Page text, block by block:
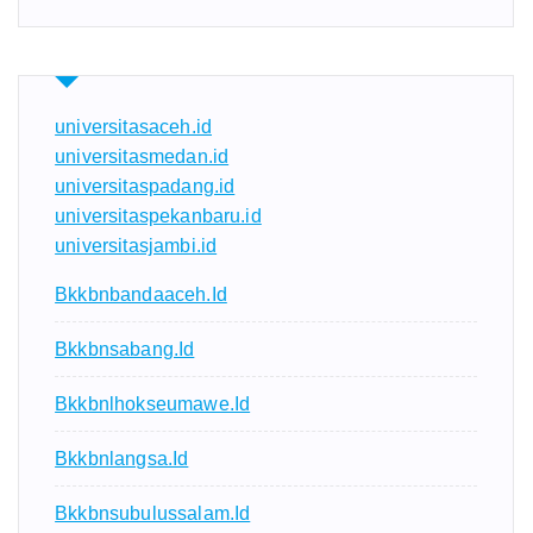
universitasaceh.id
universitasmedan.id
universitaspadang.id
universitaspekanbaru.id
universitasjambi.id
Bkkbnbandaaceh.id
Bkkbnsabang.id
Bkkbnlhokseumawe.id
Bkkbnlangsa.id
Bkkbnsubulussalam.id